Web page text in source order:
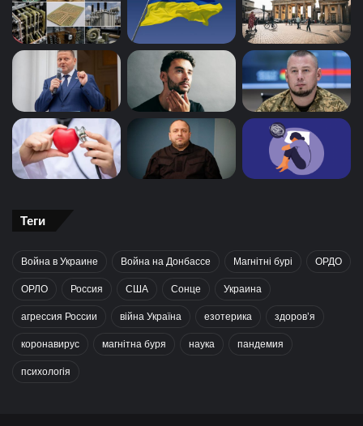
Теги
Война в Украине Война на Донбассе Магнітні бурі ОРДО
ОРЛО Россия США Сонце Украина
агрессия России війна Україна езотерика здоров’я
коронавирус магнітна буря наука пандемия
психологія